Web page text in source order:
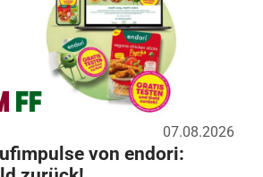
07.08.2026
von endori: